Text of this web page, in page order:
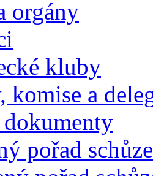
orgány
kluby
komise a
dokumenty
pořad schůze